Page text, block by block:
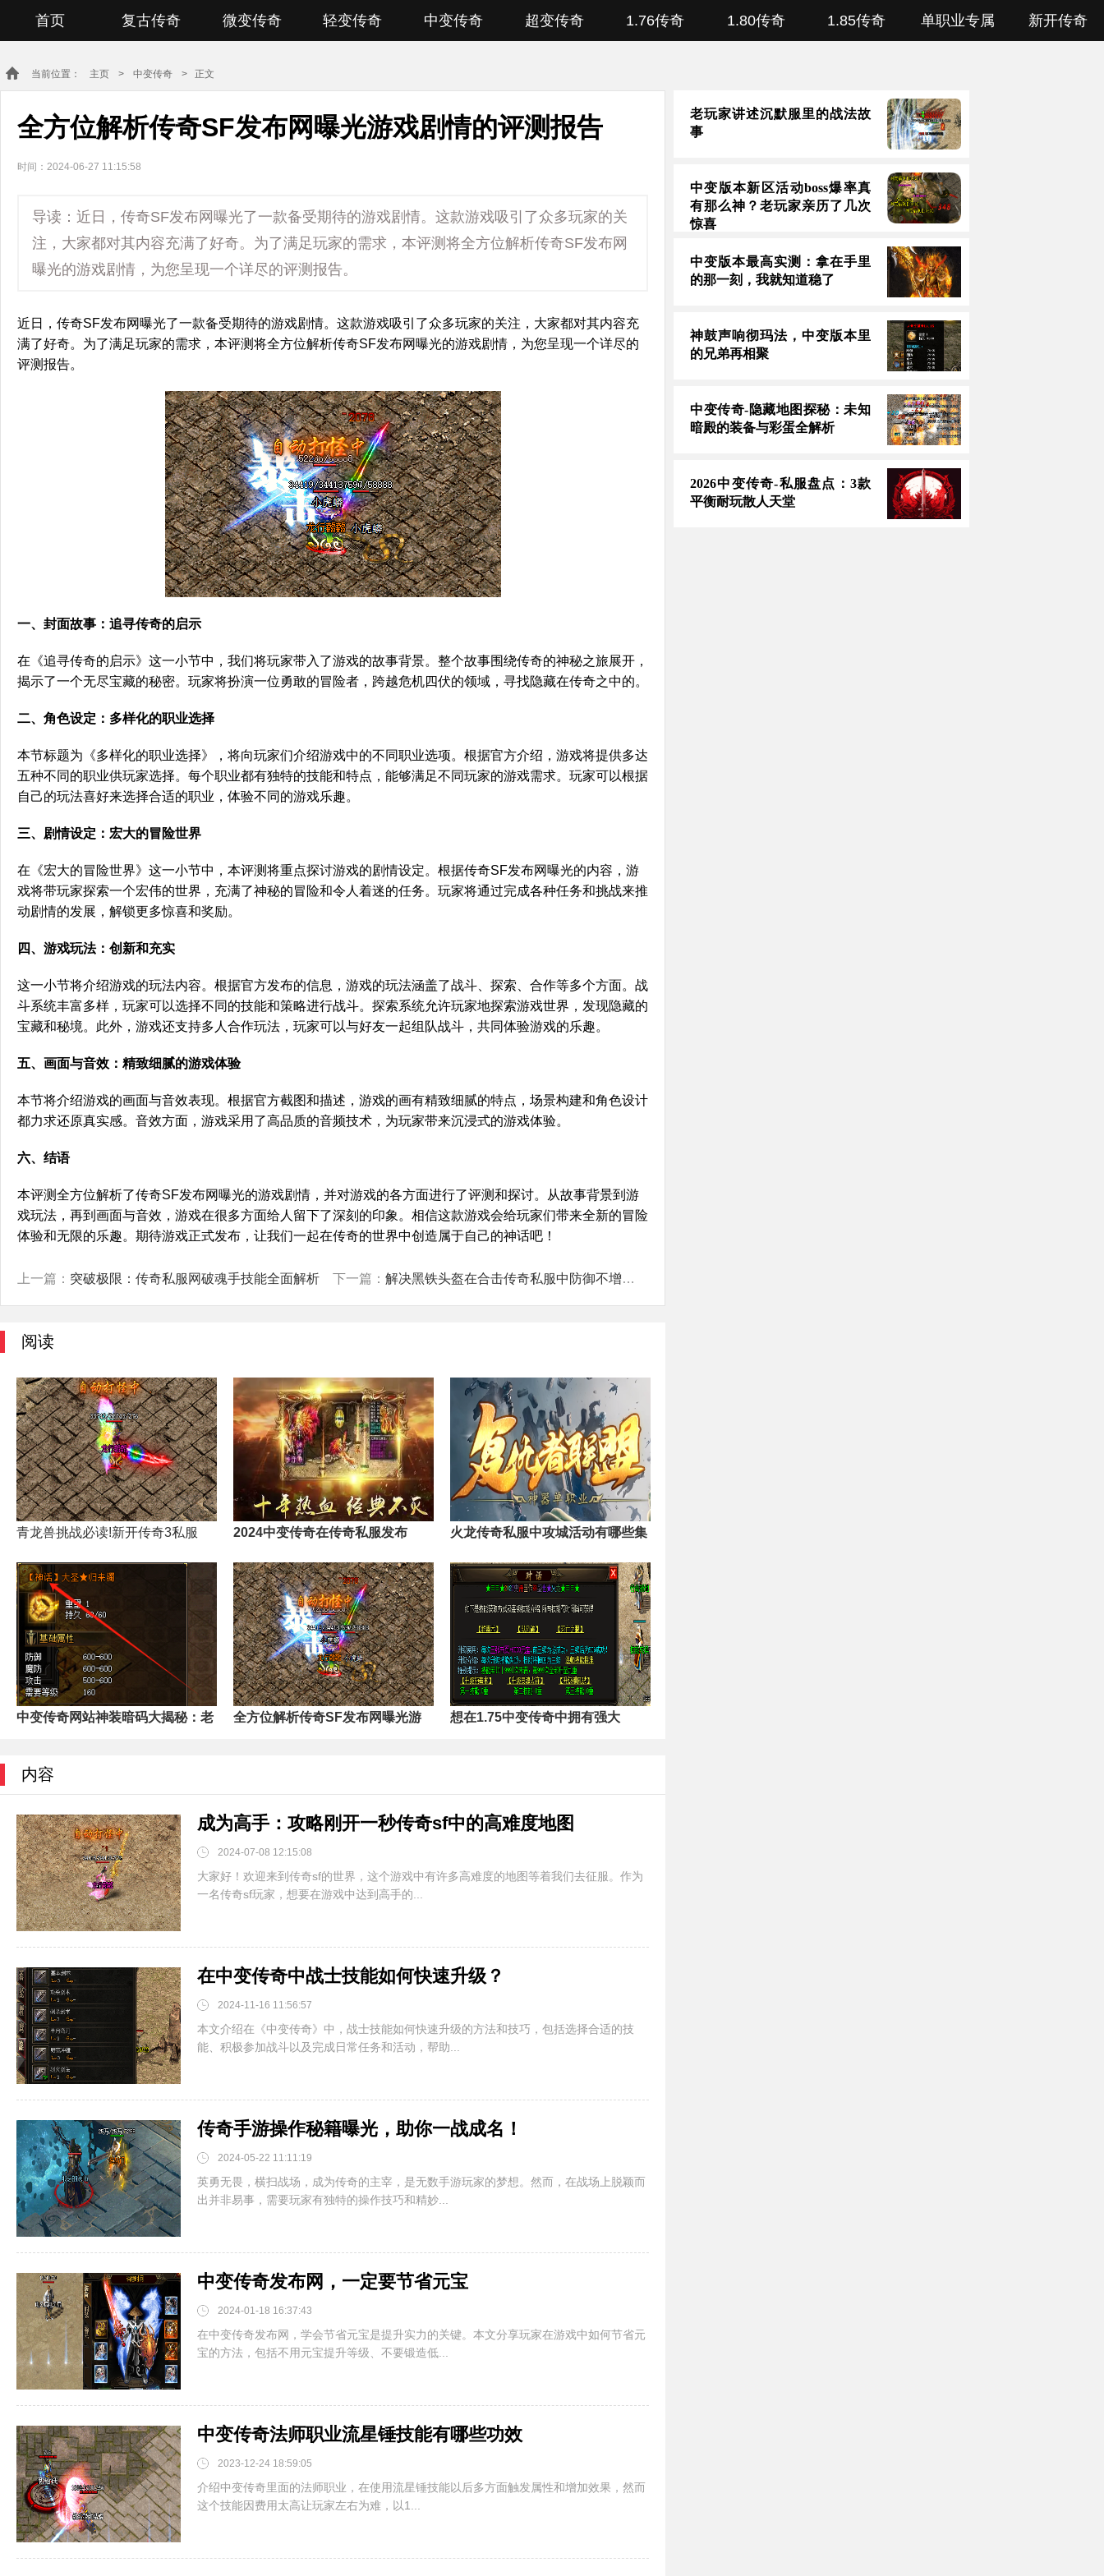
首页 复古传奇 微变传奇 轻变传奇 中变传奇 超变传奇 1.76传奇 1.80传奇 1.85传奇 单职业专属 新开传奇
当前位置： 主页 > 中变传奇 > 正文
全方位解析传奇SF发布网曝光游戏剧情的评测报告
时间：2024-06-27 11:15:58
导读：近日，传奇SF发布网曝光了一款备受期待的游戏剧情。这款游戏吸引了众多玩家的关
注，大家都对其内容充满了好奇。为了满足玩家的需求，本评测将全方位解析传奇SF发布网
曝光的游戏剧情，为您呈现一个详尽的评测报告。
近日，传奇SF发布网曝光了一款备受期待的游戏剧情。这款游戏吸引了众多玩家的关注，大家都对其内容充
满了好奇。为了满足玩家的需求，本评测将全方位解析传奇SF发布网曝光的游戏剧情，为您呈现一个详尽的
评测报告。
一、封面故事：追寻传奇的启示
在《追寻传奇的启示》这一小节中，我们将玩家带入了游戏的故事背景。整个故事围绕传奇的神秘之旅展开，
揭示了一个无尽宝藏的秘密。玩家将扮演一位勇敢的冒险者，跨越危机四伏的领域，寻找隐藏在传奇之中的。
二、角色设定：多样化的职业选择
本节标题为《多样化的职业选择》，将向玩家们介绍游戏中的不同职业选项。根据官方介绍，游戏将提供多达
五种不同的职业供玩家选择。每个职业都有独特的技能和特点，能够满足不同玩家的游戏需求。玩家可以根据
自己的玩法喜好来选择合适的职业，体验不同的游戏乐趣。
三、剧情设定：宏大的冒险世界
在《宏大的冒险世界》这一小节中，本评测将重点探讨游戏的剧情设定。根据传奇SF发布网曝光的内容，游
戏将带玩家探索一个宏伟的世界，充满了神秘的冒险和令人着迷的任务。玩家将通过完成各种任务和挑战来推
动剧情的发展，解锁更多惊喜和奖励。
四、游戏玩法：创新和充实
这一小节将介绍游戏的玩法内容。根据官方发布的信息，游戏的玩法涵盖了战斗、探索、合作等多个方面。战
斗系统丰富多样，玩家可以选择不同的技能和策略进行战斗。探索系统允许玩家地探索游戏世界，发现隐藏的
宝藏和秘境。此外，游戏还支持多人合作玩法，玩家可以与好友一起组队战斗，共同体验游戏的乐趣。
五、画面与音效：精致细腻的游戏体验
本节将介绍游戏的画面与音效表现。根据官方截图和描述，游戏的画有精致细腻的特点，场景构建和角色设计
都力求还原真实感。音效方面，游戏采用了高品质的音频技术，为玩家带来沉浸式的游戏体验。
六、结语
本评测全方位解析了传奇SF发布网曝光的游戏剧情，并对游戏的各方面进行了评测和探讨。从故事背景到游
戏玩法，再到画面与音效，游戏在很多方面给人留下了深刻的印象。相信这款游戏会给玩家们带来全新的冒险
体验和无限的乐趣。期待游戏正式发布，让我们一起在传奇的世界中创造属于自己的神话吧！
上一篇： 突破极限：传奇私服网破魂手技能全面解析 下一篇： 解决黑铁头盔在合击传奇私服中防御不增加的难题
阅读
青龙兽挑战必读!新开传奇3私服 2024中变传奇在传奇私服发布 火龙传奇私服中攻城活动有哪些集
中变传奇网站神装暗码大揭秘：老 全方位解析传奇SF发布网曝光游 想在1.75中变传奇中拥有强大
内容
成为高手：攻略刚开一秒传奇sf中的高难度地图
2024-07-08 12:15:08
大家好！欢迎来到传奇sf的世界，这个游戏中有许多高难度的地图等着我们去征服。作为
一名传奇sf玩家，想要在游戏中达到高手的...
在中变传奇中战士技能如何快速升级？
2024-11-16 11:56:57
本文介绍在《中变传奇》中，战士技能如何快速升级的方法和技巧，包括选择合适的技
能、积极参加战斗以及完成日常任务和活动，帮助...
传奇手游操作秘籍曝光，助你一战成名！
2024-05-22 11:11:19
英勇无畏，横扫战场，成为传奇的主宰，是无数手游玩家的梦想。然而，在战场上脱颖而
出并非易事，需要玩家有独特的操作技巧和精妙...
中变传奇发布网，一定要节省元宝
2024-01-18 16:37:43
在中变传奇发布网，学会节省元宝是提升实力的关键。本文分享玩家在游戏中如何节省元
宝的方法，包括不用元宝提升等级、不要锻造低...
中变传奇法师职业流星锤技能有哪些功效
2023-12-24 18:59:05
介绍中变传奇里面的法师职业，在使用流星锤技能以后多方面触发属性和增加效果，然而
这个技能因费用太高让玩家左右为难，以1...
老玩家讲述沉默服里的战法故
事
中变版本新区活动boss爆率真
有那么神？老玩家亲历了几次
惊喜
中变版本最高实测：拿在手里
的那一刻，我就知道稳了
神鼓声响彻玛法，中变版本里
的兄弟再相聚
中变传奇-隐藏地图探秘：未知
暗殿的装备与彩蛋全解析
2026中变传奇-私服盘点：3款
平衡耐玩散人天堂